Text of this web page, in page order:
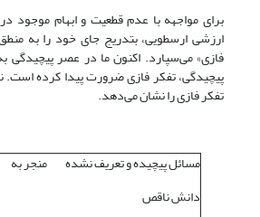
برای مواجهه با عدم قطعیت و ابهام موجود
ارزشی ارسطویی، بتدریج جای خود را به
فازی» می‌سپارد. اکنون ما در عصر
تفکر فازی را نشان می‌دهد.
مسائل پیچیده و تعریف نشده منجر به
دانش ناقص